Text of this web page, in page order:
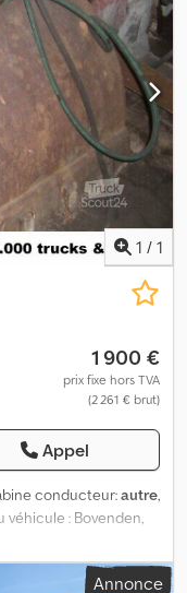
– 1 830 kg, 16,1 m – 1
m – 390 kg !
garantie, sous
et d’erreurs.
1 / 1
1 900 €
prix fixe hors TVA
(2 261 € brut)
Appel
conducteur:autre,
véhicule : Bovenden,
avec dents. Dcsdpji
LES ACCESSOIRES,
et erreurs
Annonce